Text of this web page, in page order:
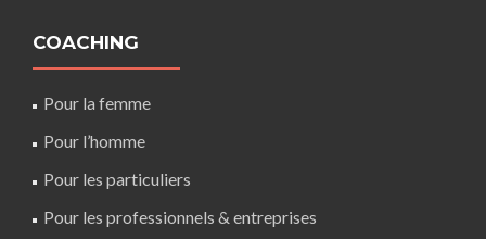
COACHING
Pour la femme
Pour l’homme
Pour les particuliers
Pour les professionnels & entreprises